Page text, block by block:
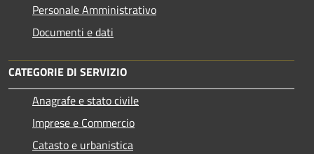
Personale Amministrativo
Documenti e dati
CATEGORIE DI SERVIZIO
Anagrafe e stato civile
Imprese e Commercio
Catasto e urbanistica